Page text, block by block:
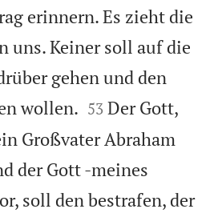
erinnern. Es zieht die
uns. Keiner soll auf die
gehen und den
wollen. 

53 Der Gott,
Großvater Abraham
der Gott -meines
soll den bestrafen, der